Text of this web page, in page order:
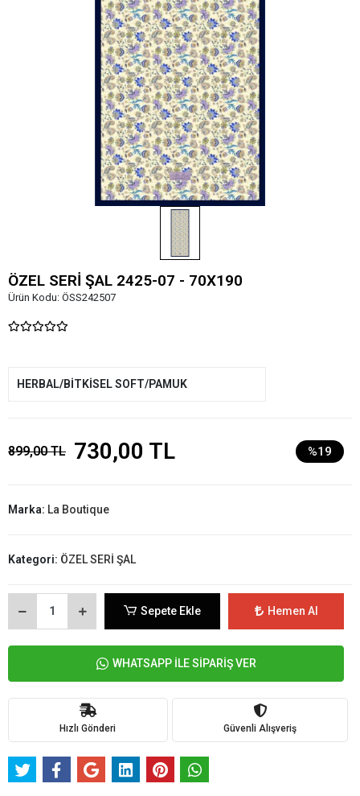
ÖZEL SERİ ŞAL 2425-07 - 70X190
Ürün Kodu: ÖSS242507
HERBAL/BİTKİSEL SOFT/PAMUK
899,00 TL 730,00 TL %19
Marka: La Boutique
Kategori: ÖZEL SERİ ŞAL
Sepete Ekle Hemen Al
WHATSAPP İLE SİPARİŞ VER
Hızlı Gönderi Güvenli Alışveriş